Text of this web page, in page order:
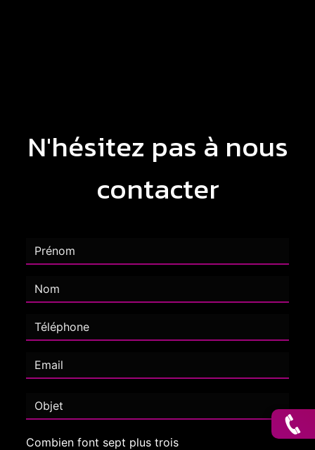
N'hésitez pas à nous
contacter
Combien font sept plus trois